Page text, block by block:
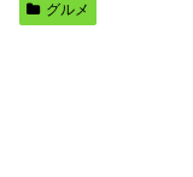
グルメ